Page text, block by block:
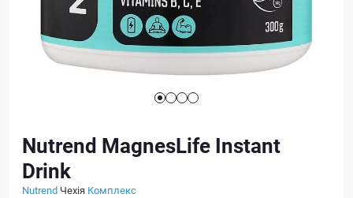
Nutrend MagnesLife Instant
Drink
Nutrend Чехія Комплекс